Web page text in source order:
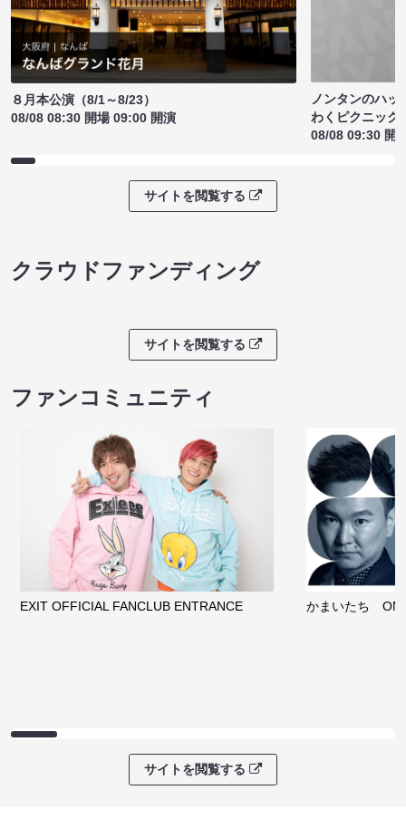
８月本公演（8/1～8/23）
08/08 08:30 開場 09:00 開演
ノンタンのハッ
わくピクニック
08/08 09:30 開
サイトを閲覧する
クラウドファンディング
サイトを閲覧する
ファンコミュニティ
EXIT OFFICIAL FANCLUB ENTRANCE かまいたち
サイトを閲覧する